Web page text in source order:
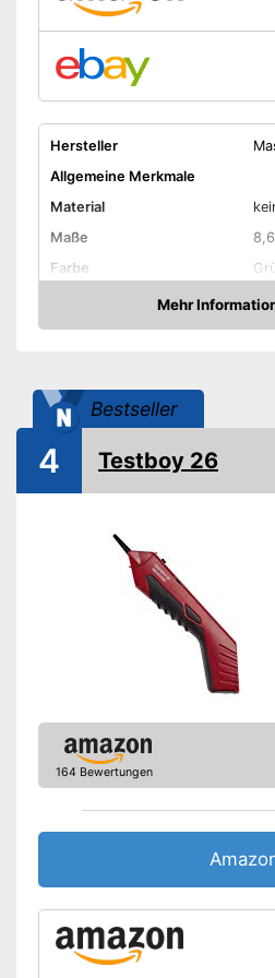
Hersteller
Allgemeine Merkmale
Material
Maße
Farbe
Produkteigenschaften
Stromversorgung
Batterien inklusive
Optisches Signal
Mehr
Amazon
Bestseller
4 Testboy 26
164 Bewertungen